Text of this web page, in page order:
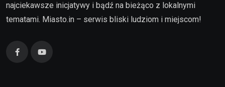
najciekawsze inicjatywy i bądź na bieżąco z lokalnymi
tematami. Miasto.in – serwis bliski ludziom i miejscom!